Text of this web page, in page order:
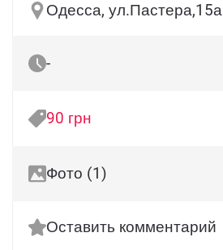
Одесса, ул.Пастера,15а
-
90 грн
Фото (1)
Оставить комментарий